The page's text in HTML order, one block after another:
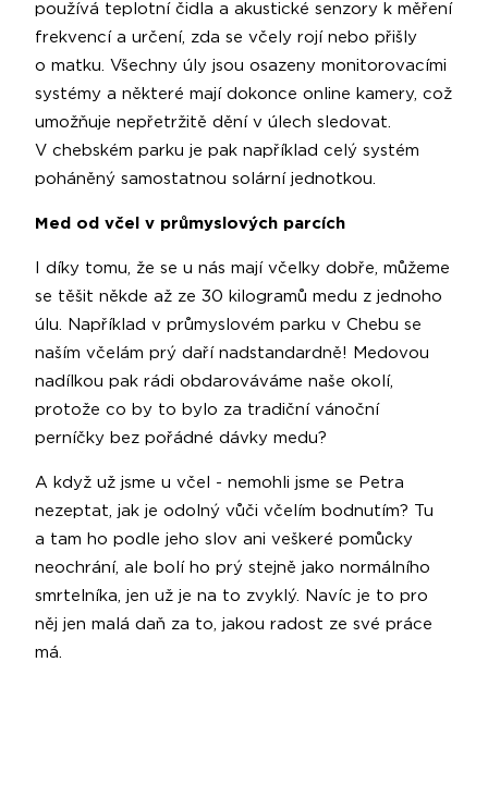
používá teplotní čidla a akustické senzory k měření
frekvencí a určení, zda se včely rojí nebo přišly
o matku. Všechny úly jsou osazeny monitorovacími
systémy a některé mají dokonce online kamery, což
umožňuje nepřetržitě dění v úlech sledovat.
V chebském parku je pak například celý systém
poháněný samostatnou solární jednotkou.
Med od včel v průmyslových parcích
I díky tomu, že se u nás mají včelky dobře, můžeme
se těšit někde až ze 30 kilogramů medu z jednoho
úlu. Například v průmyslovém parku v Chebu se
naším včelám prý daří nadstandardně! Medovou
nadílkou pak rádi obdarováváme naše okolí,
protože co by to bylo za tradiční vánoční
perníčky bez pořádné dávky medu?
A když už jsme u včel - nemohli jsme se Petra
nezeptat, jak je odolný vůči včelím bodnutím? Tu
a tam ho podle jeho slov ani veškeré pomůcky
neochrání, ale bolí ho prý stejně jako normálního
smrtelníka, jen už je na to zvyklý. Navíc je to pro
něj jen malá daň za to, jakou radost ze své práce
má.